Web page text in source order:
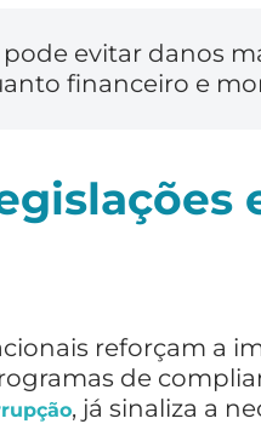
evitar danos
financeiro e
reforçam a
de
, já sinaliza a